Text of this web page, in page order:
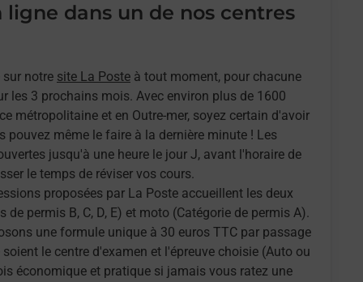
ligne dans un de nos centres
notre site La Poste à tout moment, pour chacune
les 3 prochains mois. Avec environ plus de 1600
métropolitaine et en Outre-mer, soyez certain d'avoir
pouvez même le faire à la dernière minute ! Les
jusqu'à une heure le jour J, avant l'horaire de
le temps de réviser vos cours.
proposées par La Poste accueillent les deux
de permis B, C, D, E) et moto (Catégorie de permis A).
une formule unique à 30 euros TTC par passage
le centre d'examen et l'épreuve choisie (Auto ou
économique et pratique si jamais vous ratez une